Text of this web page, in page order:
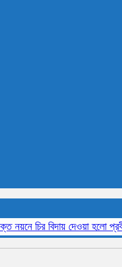
চির বিদায় দেওয়া হলো প্রবীন